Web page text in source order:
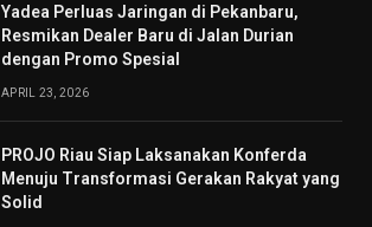
Yadea Perluas Jaringan di Pekanbaru,
Resmikan Dealer Baru di Jalan Durian
dengan Promo Spesial
APRIL 23, 2026
PROJO Riau Siap Laksanakan Konferda
Menuju Transformasi Gerakan Rakyat yang
Solid